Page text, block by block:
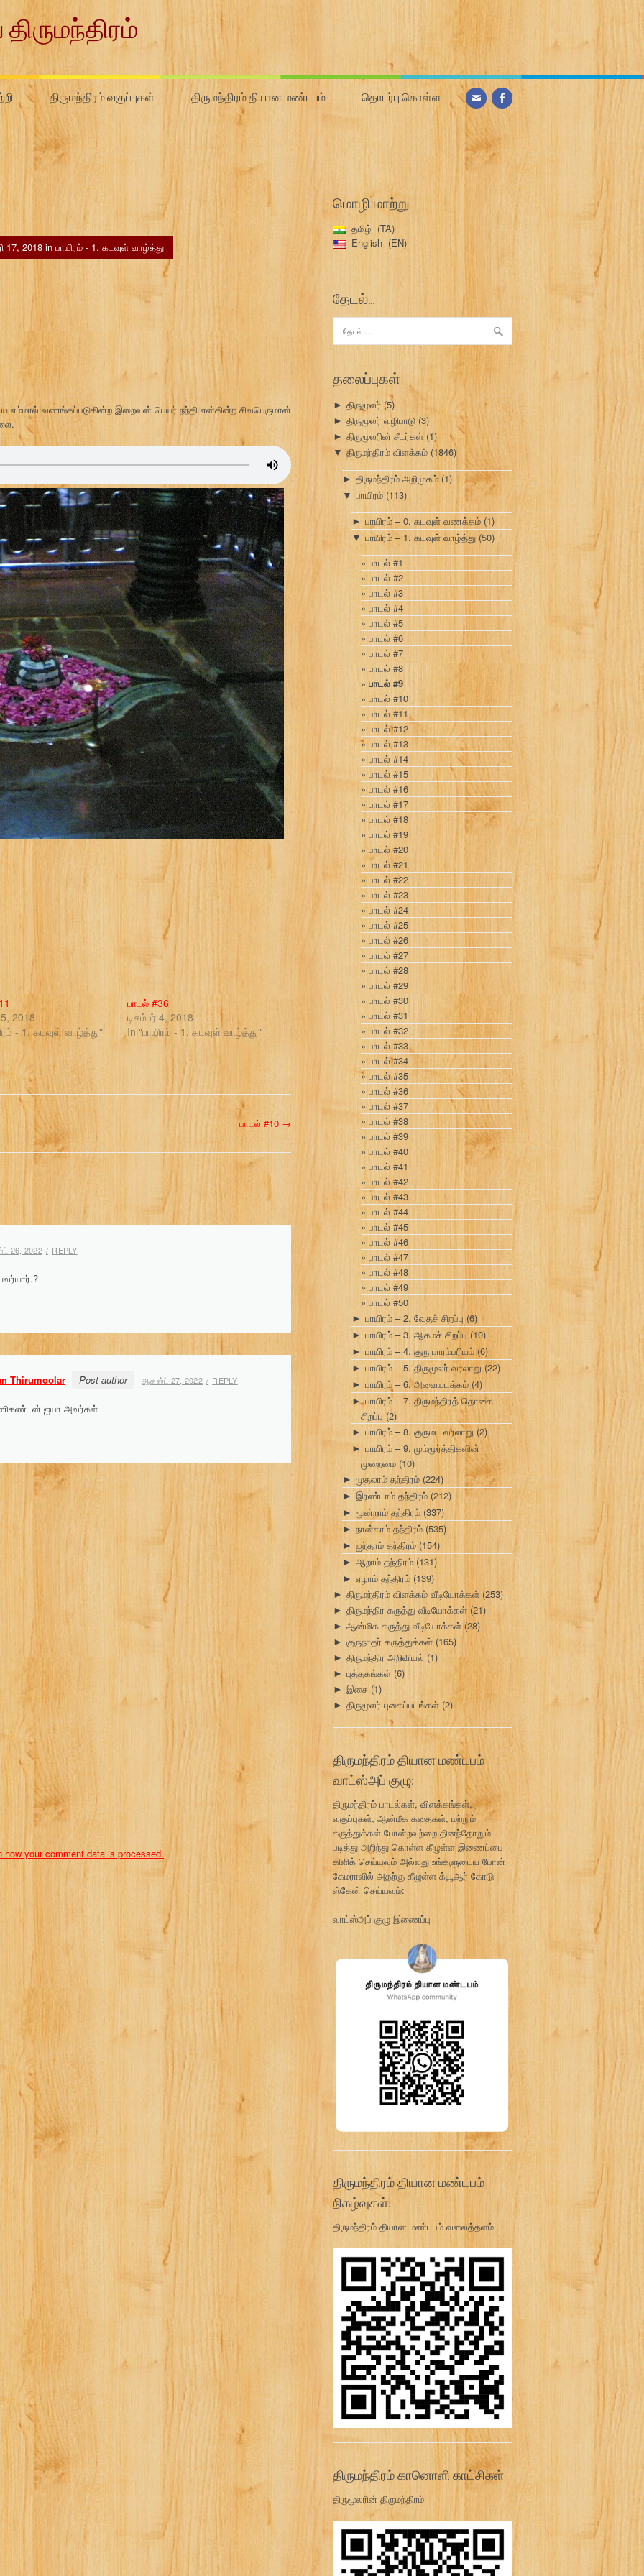
திருமந்திரம் வகுப்புகள் திருமந்திரம் தியான மண்டபம் தொடர்பு கொள்ள
17, 2018 in பாயிரம் - 1. கடவுள் வாழ்த்து
வணங்கப்படுகின்ற இறைவன் பெயர் நந்தி என்கின்ற சிவபெருமான்
2018
- 1. கடவுள் வாழ்த்து"
பாடல் #36
டிசம்பர் 4, 2018
In "பாயிரம் - 1. கடவுள் வாழ்த்து"
பாடல் #10 →
26, 2022 REPLY
Thirumoolar Post author ஆகஸ்ட் 27, 2022 REPLY
ஐயா அவர்கள்
how your comment data is processed.
மொழி மாற்று
தமிழ்
TA
English
EN
தேடல்…
தேடு:
தலைப்புகள்
► திருமூலர் (5)
► திருமூலர் வழிபாடு (3)
► திருமூலரின் சீடர்கள் (1)
▼ திருமந்திரம் விளக்கம் (1846)
► திருமந்திரம் அறிமுகம் (1)
▼ பாயிரம் (113)
► பாயிரம் – 0. கடவுள் வணக்கம் (1)
▼ பாயிரம் – 1. கடவுள் வாழ்த்து (50)
பாடல் #1
பாடல் #2
பாடல் #3
பாடல் #4
பாடல் #5
பாடல் #6
பாடல் #7
பாடல் #8
பாடல் #9
பாடல் #10
பாடல் #11
பாடல் #12
பாடல் #13
பாடல் #14
பாடல் #15
பாடல் #16
பாடல் #17
பாடல் #18
பாடல் #19
பாடல் #20
பாடல் #21
பாடல் #22
பாடல் #23
பாடல் #24
பாடல் #25
பாடல் #26
பாடல் #27
பாடல் #28
பாடல் #29
பாடல் #30
பாடல் #31
பாடல் #32
பாடல் #33
பாடல் #34
பாடல் #35
பாடல் #36
பாடல் #37
பாடல் #38
பாடல் #39
பாடல் #40
பாடல் #41
பாடல் #42
பாடல் #43
பாடல் #44
பாடல் #45
பாடல் #46
பாடல் #47
பாடல் #48
பாடல் #49
பாடல் #50
► பாயிரம் – 2. வேதச் சிறப்பு (6)
► பாயிரம் – 3. ஆகமச் சிறப்பு (10)
► பாயிரம் – 4. குரு பாரம்பரியம்(6)
► பாயிரம் – 5. திருமூலர் வரலாறு (22)
► பாயிரம் – 6. அவையடக்கம் (4)
► பாயிரம் – 7. திருமந்திரத் தொகை
சிறப்பு (2)
► பாயிரம் – 8. குருமட வரலாறு (2)
► பாயிரம் – 9. மும்மூர்த்திகளின்
முறைமை (10)
► முதலாம் தந்திரம் (224)
► இரண்டாம் தந்திரம் (212)
► மூன்றாம் தந்திரம் (337)
► நான்காம் தந்திரம் (535)
► ஐந்தாம் தந்திரம் (154)
► ஆறாம் தந்திரம் (131)
► ஏழாம் தந்திரம் (139)
► திருமந்திரம் விளக்கம் வீடியோக்கள் (253)
► திருமந்திர கருத்து வீடியோக்கள் (21)
► ஆன்மிக கருத்து வீடியோக்கள் (28)
► குருநாதர் கருத்துக்கள் (165)
► திருமந்திர அறிவியல் (1)
► புத்தகங்கள் (6)
► இசை (1)
► திருமூலர் புகைப்படங்கள் (2)
திருமந்திரம் தியான மண்டபம்
வாட்ஸ்அப் குழு:
திருமந்திரம் பாடல்கள், விளக்கங்கள்,
வகுப்புகள், ஆன்மீக கதைகள், மற்றும்
கருத்துக்கள் போன்றவற்றை தினந்தோறும்
படித்து அறிந்து கொள்ள கீழுள்ள இணைப்பை
கிளிக் செய்யவும் அல்லது உங்களுடைய போன்
கேமராவில் அதற்கு கீழுள்ள க்யூஆர் கோடு
ஸ்கேன் செய்யவும்:
வாட்ஸ்அப் குழு இணைப்பு
திருமந்திரம் தியான மண்டபம்
நிகழ்வுகள்:
திருமந்திரம் தியான மண்டபம் வலைத்தளம்
திருமந்திரம் கானொளி காட்சிகள்:
திருமூலரின் திருமந்திரம்